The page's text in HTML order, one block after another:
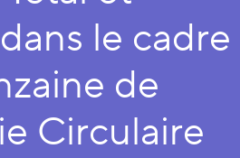
le cadre
de
Circulaire